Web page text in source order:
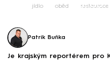
Failed
jídlo oběd restaurace
Patrik Buňka
Je krajským reportérem pro